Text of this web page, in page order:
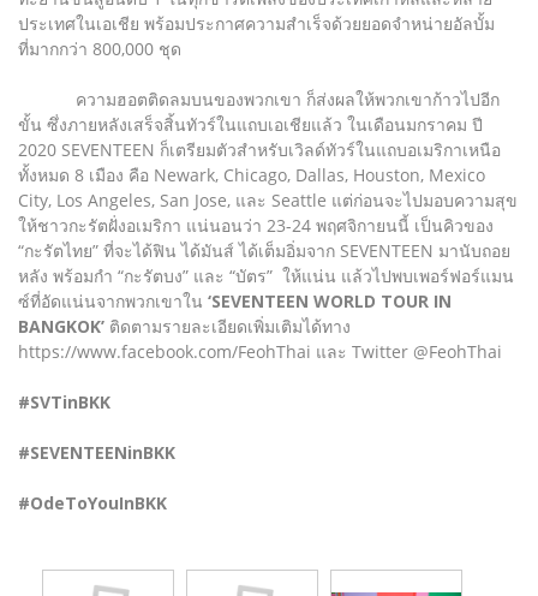
ประเทศในเอเชีย พร้อมประกาศความสำเร็จด้วยยอดจำหน่ายอัลบั้ม
ที่มากกว่า 800,000 ชุด
ความฮอตติดลมบนของพวกเขา ก็ส่งผลให้พวกเขาก้าวไปอีก
ขั้น ซึ่งภายหลังเสร็จสิ้นทัวร์ในแถบเอเชียแล้ว ในเดือนมกราคม ปี
2020 SEVENTEEN ก็เตรียมตัวสำหรับเวิลด์ทัวร์ในแถบอเมริกาเหนือ
ทั้งหมด 8 เมือง คือ Newark, Chicago, Dallas, Houston, Mexico
City, Los Angeles, San Jose, และ Seattle แต่ก่อนจะไปมอบความสุข
ให้ชาวกะรัตฝั่งอเมริกา แน่นอนว่า 23-24 พฤศจิกายนนี้ เป็นคิวของ
“กะรัตไทย” ที่จะได้ฟิน ได้มันส์ ได้เต็มอิ่มจาก SEVENTEEN มานับถอย
หลัง พร้อมกำ “กะรัตบง” และ “บัตร” ให้แน่น แล้วไปพบเพอร์ฟอร์แมน
ซ์ที่อัดแน่นจากพวกเขาใน ‘SEVENTEEN WORLD TOUR IN
BANGKOK’ ติดตามรายละเอียดเพิ่มเติมได้ทาง
https://www.facebook.com/FeohThai และ Twitter @FeohThai
#SVTinBKK
#SEVENTEENinBKK
#OdeToYouInBKK